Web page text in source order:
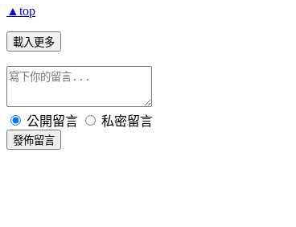
▲top
載入更多
公開留言 私密留言
發佈留言